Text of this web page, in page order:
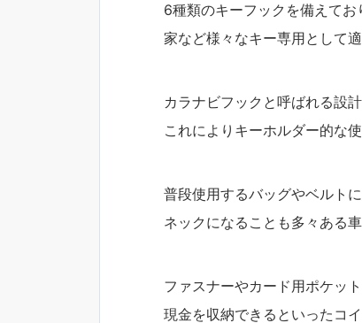
6種類のキーフックを備えてお
家など様々なキー専用として
カラナビフックと呼ばれる設
これによりキーホルダー的な
普段使用するバッグやベルト
ネックになることも多々ある
ファスナーやカード用ポケッ
現金を収納できるといったコ